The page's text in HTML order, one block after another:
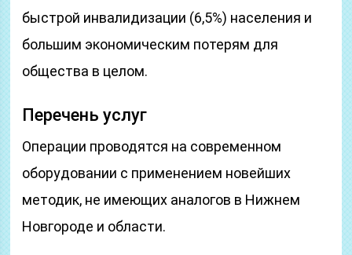
быстрой инвалидизации (6,5%) населения и
большим экономическим потерям для
общества в целом.
Перечень услуг
Операции проводятся на современном
оборудовании с применением новейших
методик, не имеющих аналогов в Нижнем
Новгороде и области.